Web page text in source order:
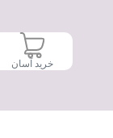
خرید آسان